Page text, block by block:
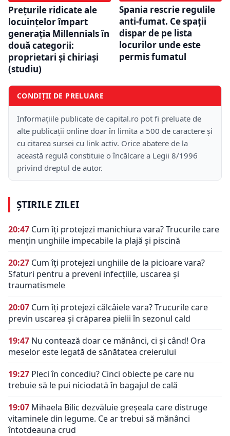
Prețurile ridicate ale
locuințelor împart
generația Millennials în
două categorii:
proprietari și chiriași
(studiu)
Spania rescrie regulile
anti-fumat. Ce spații
dispar de pe lista
locurilor unde este
permis fumatul
CONDIȚII DE PRELUARE
Informațiile publicate de capital.ro pot fi preluate de
alte publicații online doar în limita a 500 de caractere și
cu citarea sursei cu link activ. Orice abatere de la
această regulă constituie o încălcare a Legii 8/1996
privind dreptul de autor.
ȘTIRILE ZILEI
20:47 Cum îți protejezi manichiura vara? Trucurile care
mențin unghiile impecabile la plajă și piscină
20:27 Cum îți protejezi unghiile de la picioare vara?
Sfaturi pentru a preveni infecțiile, uscarea și
traumatismele
20:07 Cum îți protejezi călcâiele vara? Trucurile care
previn uscarea și crăparea pielii în sezonul cald
19:47 Nu contează doar ce mănânci, ci și când! Ora
meselor este legată de sănătatea creierului
19:27 Pleci în concediu? Cinci obiecte pe care nu
trebuie să le pui niciodată în bagajul de cală
19:07 Mihaela Bilic dezvăluie greșeala care distruge
vitaminele din legume. Ce ar trebui să mănânci
întotdeauna crud